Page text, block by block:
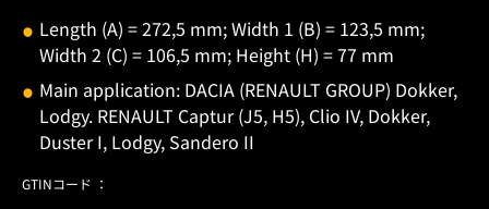
Length (A) = 272,5 mm; Width 1 (B) = 123,5 mm;
Width 2 (C) = 106,5 mm; Height (H) = 77 mm
Main application: DACIA (RENAULT GROUP) Dokker,
Lodgy. RENAULT Captur (J5, H5), Clio IV, Dokker,
Duster I, Lodgy, Sandero II
GTINコード ：